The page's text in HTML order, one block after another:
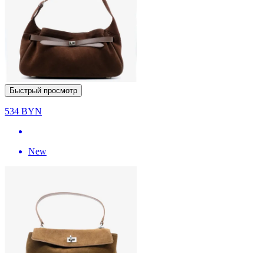
Быстрый просмотр
534 BYN
New